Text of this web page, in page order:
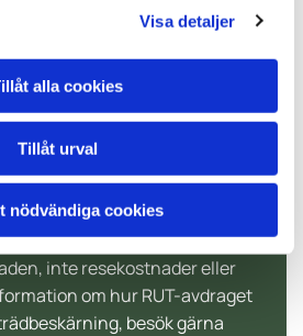
Visa detaljer
alla cookies
Tillåt urval
nödvändiga cookies
trädbeskärning
RUT-avdraget för
egen tomt? Detta avdrag gäller
inte resekostnader eller
om hur RUT-avdraget
besök gärna